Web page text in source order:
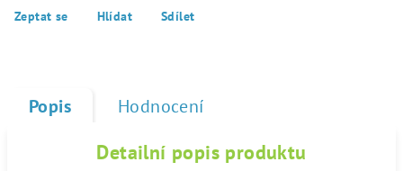
Zeptat se Hlídat Sdílet
Popis Hodnocení
Detailní popis produktu